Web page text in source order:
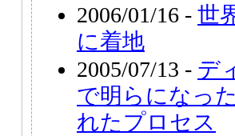
2006/01/16 - 世
に着地
2005/07/13 - デ
で明らになっ
れたプロセス